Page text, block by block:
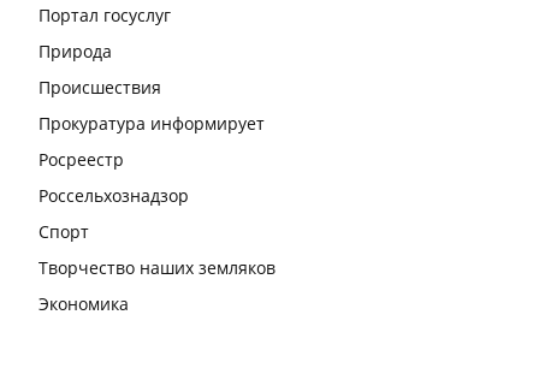
Портал госуслуг
Природа
Происшествия
Прокуратура информирует
Росреестр
Россельхознадзор
Спорт
Творчество наших земляков
Экономика